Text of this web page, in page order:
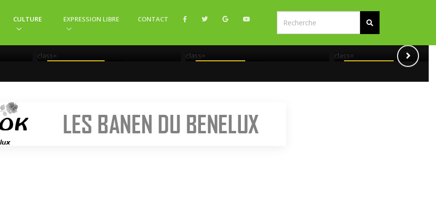
CULTURE EXPRESSION LIBRE CONTACT
class=
SON GOÛT IMMODÉRÉ POUR
class=
LE PRÉSIDENT PAUL BIYA AU
class=
N/A
CAMEROUN,
2018:CET HOMME
CHASSER PAUL BIYA